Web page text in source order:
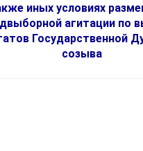
иных условиях
агитации по
Государственной
созыва